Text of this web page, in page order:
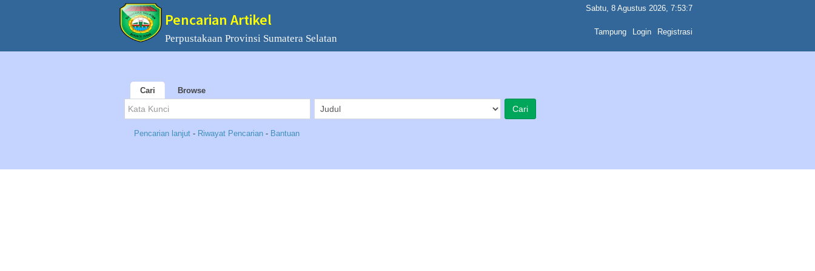
Pencarian Artikel
Perpustakaan Provinsi Sumatera Selatan
Sabtu, 8 Agustus 2026, 7:53:7
Tampung Login Registrasi
Cari Browse
Pencarian lanjut - Riwayat Pencarian - Bantuan